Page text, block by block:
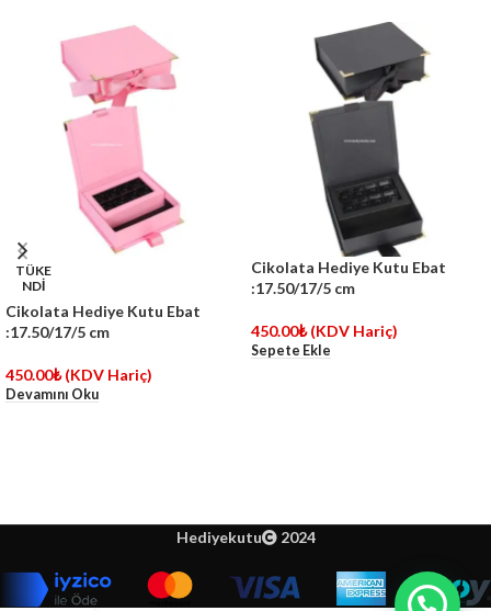
TÜKE
NDİ
Cikolata Hediye Kutu Ebat
:17.50/17/5 cm
450.00₺ (KDV Hariç)
Devamını Oku
Cikolata Hediye Kutu Ebat
:17.50/17/5 cm
450.00₺ (KDV Hariç)
Sepete Ekle
Hediyekutu 2024